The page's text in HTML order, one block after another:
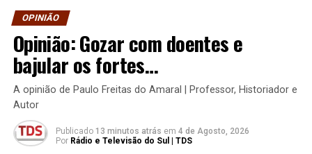
OPINIÃO
Opinião: Gozar com doentes e
bajular os fortes…
A opinião de Paulo Freitas do Amaral | Professor, Historiador e
Autor
Publicado 13 minutos atrás em 4 de Agosto, 2026
Por Rádio e Televisão do Sul | TDS